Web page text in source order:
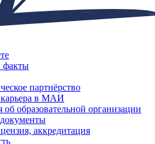
партнёрство
карьера в МАИ
об образовательной организации
аккредитация